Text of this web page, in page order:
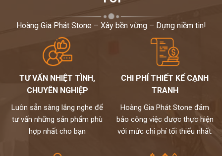
Hoàng Gia Phát Stone – Xây bền vững – Dựng niềm tin!
TƯ VẤN NHIỆT TÌNH,
CHUYÊN NGHIỆP
Luôn sẵn sàng lắng nghe để
tư vấn những sản phẩm phù
hợp nhất cho bạn
CHI PHÍ THIẾT KẾ CẠNH
TRANH
Hoàng Gia Phát Stone đảm
bảo công việc được thực hiện
với mức chi phí tối thiểu nhất.